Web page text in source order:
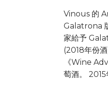
Vinous 的
Galatrona
家給予
(2018年份
《Wine
萄酒。